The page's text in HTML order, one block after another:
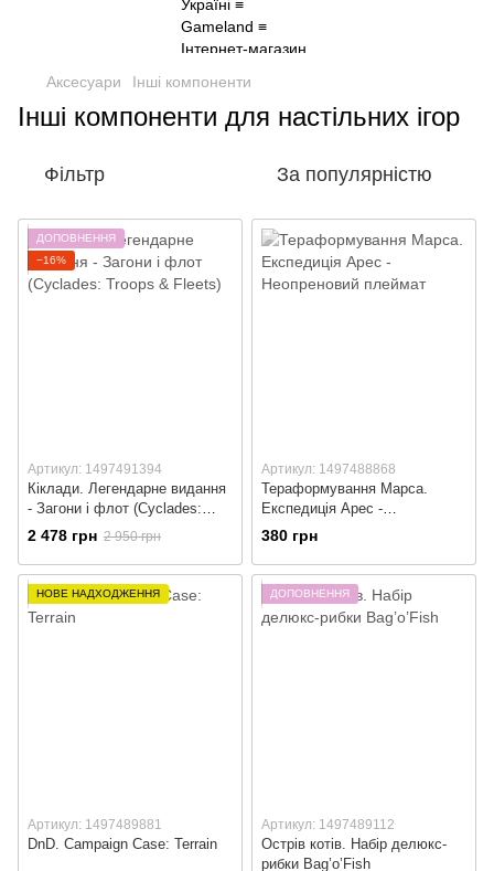
Аксесуари Інші компоненти
Інші компоненти для настільних ігор
Фільтр За популярністю
ДОПОВНЕННЯ
−16%
Артикул: 1497491394
Кіклади. Легендарне видання
- Загони і флот (Cyclades:
Troops & Fleets)
2 478 грн 2 950 грн
Артикул: 1497488868
Тераформування Марса.
Експедиція Арес -
Неопреновий плеймат
380 грн
НОВЕ НАДХОДЖЕННЯ
Артикул: 1497489881
DnD. Campaign Case: Terrain
ДОПОВНЕННЯ
Артикул: 1497489112
Острів котів. Набір делюкс-
рибки Bag’o’Fish